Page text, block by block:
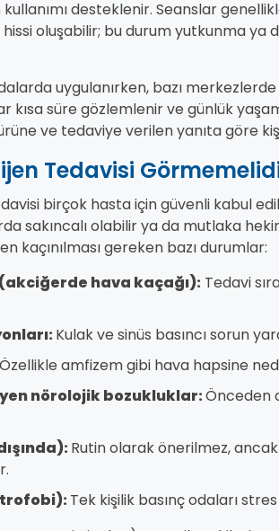
desteklenir. Seanslar
hissi oluşabilir; bu durum yutkunma
uygulanırken, bazı
kısa süre gözlemlenir ve günlük
ve tedaviye verilen yanıta göre
Tedavisi
birçok hasta için güvenli kabul
sakıncalı olabilir ya da mutlaka
kaçınılması gereken bazı durumlar:
hava kaçağı): Tedavi
Kulak ve sinüs basıncı sorun
Özellikle amfizem gibi hava hapsine
nörolojik bozukluklar:Önceden
Rutin olarak önerilmez,
Tek kişilik basınç odaları